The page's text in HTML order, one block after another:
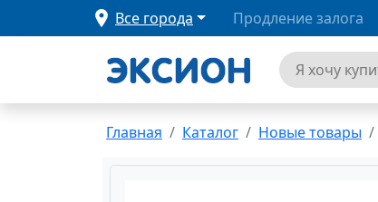
Все города Продление залога
Главная Каталог Новые товары